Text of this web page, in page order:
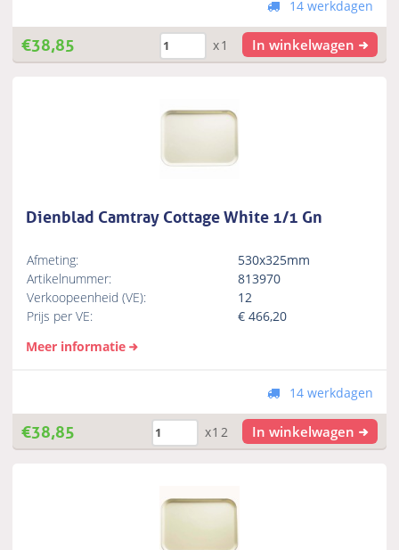
14 werkdagen
€38,85 x1 In winkelwagen
Dienblad Camtray Cottage White 1/1 Gn
Afmeting:
530x325mm
Artikelnummer:
813970
Verkoopeenheid (VE):
12
Prijs per VE:
€466,20
Meer informatie
14 werkdagen
€38,85 x12 In winkelwagen